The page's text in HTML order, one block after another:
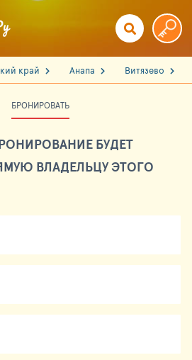
край Анапа Витязево
БРОНИРОВАТЬ
БУДЕТ
ВЛАДЕЛЬЦУ ЭТОГО